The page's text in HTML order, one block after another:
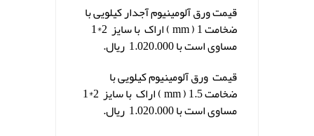
قیمت ورق آلومینیوم آجدار کیلویی با
ضخامت 1 ( mm ) اراک با سایز 2*1
مساوی است با 1.020.000 ریال.
قیمت ورق آلومینیوم کیلویی با
ضخامت 1.5 ( mm ) اراک با سایز 2*1
مساوی است با 1.020.000 ریال.